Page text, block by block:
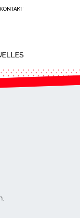
KONTAKT